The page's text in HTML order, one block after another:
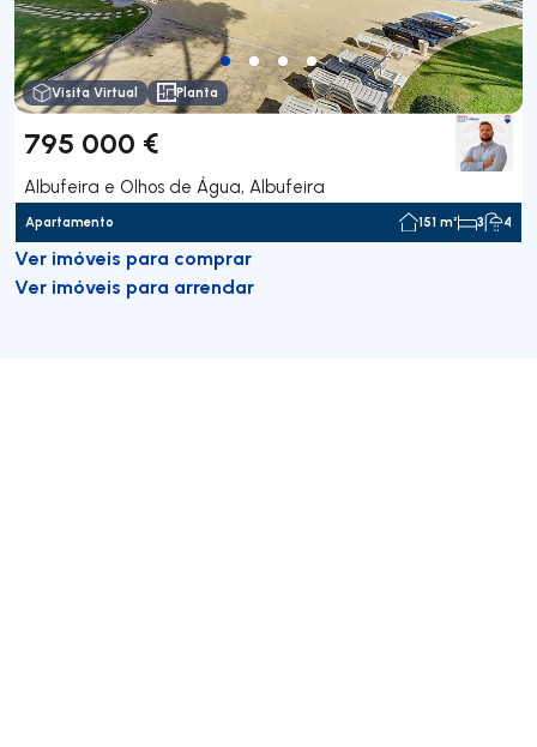
Visita Virtual Planta
795 000 €
Albufeira e Olhos de Água, Albufeira
Apartamento 151 m² 3 4
Ver imóveis para comprar
Ver imóveis para arrendar